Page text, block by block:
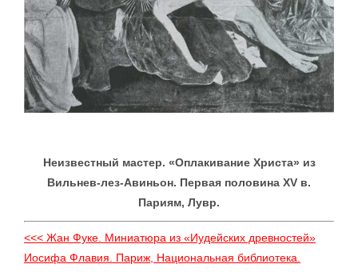
Неизвестный мастер. «Оплакивание Христа» из
Вильнев-лез-Авиньон. Первая половина XV в.
Париям, Лувр.
<<< Жан Фуке. Миниатюра из «Иудейских древностей»
Иосифа Флавия. Париж, Национальная библиотека.